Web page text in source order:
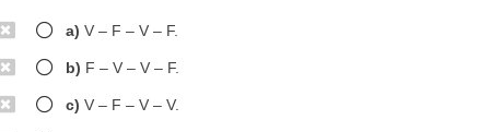
a) V – F – V – F.
b) F – V – V – F.
c) V – F – V – V.